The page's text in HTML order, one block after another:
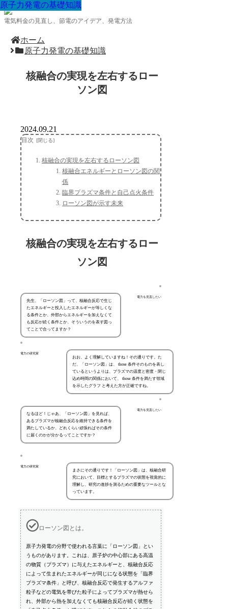
電気料金の見直し、節電のアイデア、発電方法
ホーム
原子力発電の基礎知識
核融合の実現を左右するロー
ソン図
原子力発電の基礎知識
2024.09.21
目次
核融合の実現を左右するローソン図
核融合エネルギーとローソン図の関
係
臨界プラズマ条件と自己点火条件
ローソン図が示す未来
核融合の実現を左右するロー
ソン図
電力を見直したい
先生、「ローソン図」って、核融合反応で生じ
たエネルギーと投入したエネルギーが等しくな
る条件とか、外部からエネルギーを加えなくて
も反応が続く条件とか、そういうのを表す図っ
てことで合ってますか？
電力の研究家
おお、よく理解していますね！その通りです。た
だ、「ローソン図」は、 those 条件そのものを表し
ているというよりは、プラズマの温度と密度・閉じ
込め時間の関係において、 those 条件を満たす領域
を示したグラフ と考えた方が正確ですね。
電力を見直したい
なるほど！じゃあ、「ローソン図」を見れば、
あるプラズマが核融合反応を維持できる条件を
満たしているか、どれくらい頑張ればその条件
に届くのかが分かるってことですか？
電力の研究家
まさにその通りです！「ローソン図」は、核融合研
究において、目標とするプラズマの状態を視覚的に
理解し、研究の進捗を測るための重要なツールとな
っています。
ローソン図とは。
原子力発電の分野で使われる言葉に「ローソン図」とい
うものがあります。これは、原子炉の中心部にある高温
の物質（プラズマ）に与えたエネルギーと、核融合反応
によって生まれたエネルギーが同じになる状態を「臨界
プラズマ条件」と呼び、核融合反応で発生するアルファ
粒子などの電気を帯びた粒子によってプラズマが熱せら
れ、外部から熱を加えなくても核融合反応が続く状態を
原子力発電の基礎知識
原子力発電の基礎知識
原子力発電の基礎知識
原子力発電の基礎知識
原子力発電の基礎知識
原子力発電の基礎知識
原子力発電の基礎知識
原子力発電の基礎知識